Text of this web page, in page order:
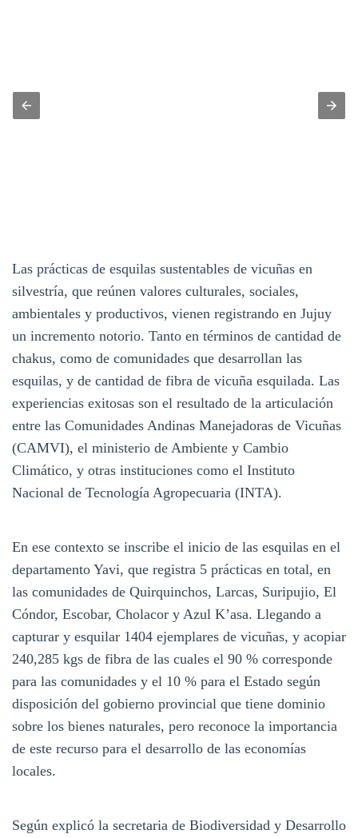
Las prácticas de esquilas sustentables de vicuñas en
silvestría, que reúnen valores culturales, sociales,
ambientales y productivos, vienen registrando en Jujuy
un incremento notorio. Tanto en términos de cantidad de
chakus, como de comunidades que desarrollan las
esquilas, y de cantidad de fibra de vicuña esquilada. Las
experiencias exitosas son el resultado de la articulación
entre las Comunidades Andinas Manejadoras de Vicuñas
(CAMVI), el ministerio de Ambiente y Cambio
Climático, y otras instituciones como el Instituto
Nacional de Tecnología Agropecuaria (INTA).
En ese contexto se inscribe el inicio de las esquilas en el
departamento Yavi, que registra 5 prácticas en total, en
las comunidades de Quirquinchos, Larcas, Suripujio, El
Cóndor, Escobar, Cholacor y Azul K’asa. Llegando a
capturar y esquilar 1404 ejemplares de vicuñas, y acopiar
240,285 kgs de fibra de las cuales el 90 % corresponde
para las comunidades y el 10 % para el Estado según
disposición del gobierno provincial que tiene dominio
sobre los bienes naturales, pero reconoce la importancia
de este recurso para el desarrollo de las economías
locales.
Según explicó la secretaria de Biodiversidad y Desarrollo